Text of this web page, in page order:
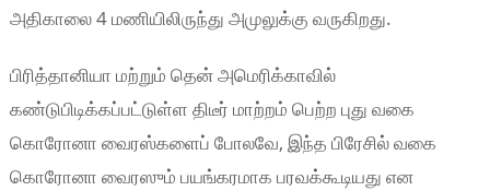
அதிகாலை 4 மணியிலிருந்து அமுலுக்கு வருகிறது.
பிரித்தானியா மற்றும் தென் அமெரிக்காவில்
கண்டுபிடிக்கப்பட்டுள்ள திடீர் மாற்றம் பெற்ற புது வகை
கொரோனா வைரஸ்களைப் போலவே, இந்த பிரேசில் வகை
கொரோனா வைரஸும் பயங்கரமாக பரவக்கூடியது என